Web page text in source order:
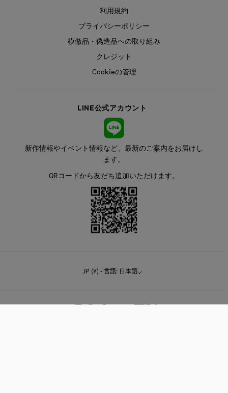
利用規約
プライバシーポリシー
模倣品・偽造品への取り組み
クレジット
Cookieの管理
LINE公式アカウント
新作情報やイベント情報など、最新のご案内をお届けし
ます。
QRコードから友だち追加いただけます。
JP (¥) - 言語: 日本語